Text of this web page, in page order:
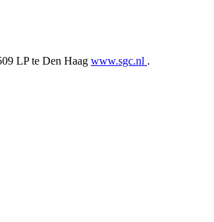
LP te Den Haag www.sgc.nl .